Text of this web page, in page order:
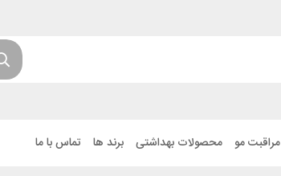
مراقبت مو محصولات بهداشتی برند ها تماس با ما